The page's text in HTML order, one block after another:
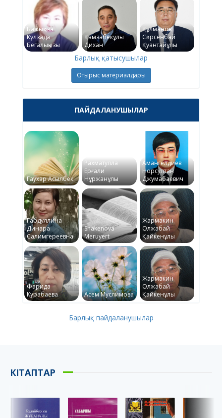
Бажықова
Күлзада
Бегалықызы
Қамзабекұлы
Дихан
Құлманов
Сәрсенбай
Қуантайұлы
Барлық қатысушылар
Отырыс материалдары
ПАЙДАЛАНУШЫЛАР
Гаухар Асылбек
Рахматулла
Ерғали
Нұржанұлы
Амангелдиев
Норсултан
Джумабаевич
Габдуллина
Динара
Салимгереевна
Shakenova
Meruyert
Жармакин
Олжабай
Қайкенұлы
Фарида
Курабаева
Асем Муслимова
Жармакин
Олжабай
Қайкенұлы
Барлық пайдаланушылар
КІТАПТАР